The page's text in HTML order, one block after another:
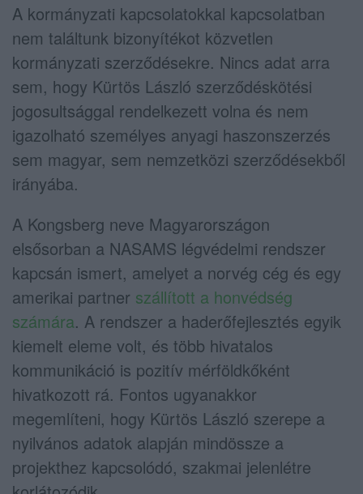
A kormányzati kapcsolatokkal kapcsolatban
nem találtunk bizonyítékot közvetlen
kormányzati szerződésekre. Nincs adat arra
sem, hogy Kürtös László szerződéskötési
jogosultsággal rendelkezett volna és nem
igazolható személyes anyagi haszonszerzés
sem magyar, sem nemzetközi szerződésekből
irányába.
A Kongsberg neve Magyarországon
elsősorban a NASAMS légvédelmi rendszer
kapcsán ismert, amelyet a norvég cég és egy
amerikai partner szállított a honvédség
számára. A rendszer a haderőfejlesztés egyik
kiemelt eleme volt, és több hivatalos
kommunikáció is pozitív mérföldkőként
hivatkozott rá. Fontos ugyanakkor
megemlíteni, hogy Kürtös László szerepe a
nyilvános adatok alapján mindössze a
projekthez kapcsolódó, szakmai jelenlétre